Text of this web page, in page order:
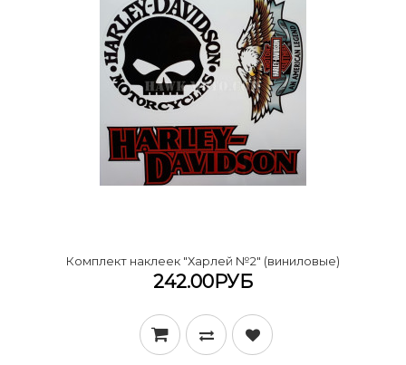
Комплект наклеек "Харлей №2" (виниловые)
242.00РУБ